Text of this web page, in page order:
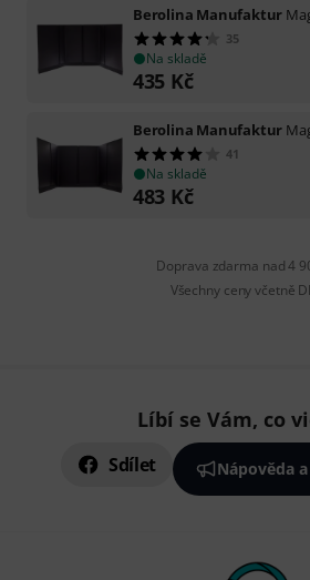
Berolina Manufaktur
35
Na skladě
435 Kč
Berolina Manufaktur
41
Na skladě
483 Kč
Doprava zdarma nad 4
Všechny ceny včetně
Líbí se Vám, co
Sdílet Nápověda